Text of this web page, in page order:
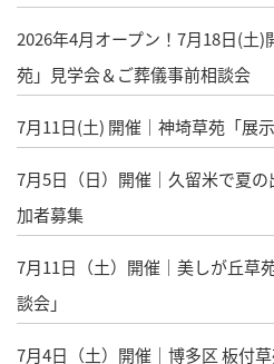
2026年4月オープン！7月18日(土
苑」見学会＆ご葬儀事前相談会
7月11日(土) 開催｜神埼草苑「展
7月5日（日）開催｜久留米で夏
加者募集
7月11日（土）開催｜美しが丘草
談会」
7月4日（土）開催｜博多区 板付